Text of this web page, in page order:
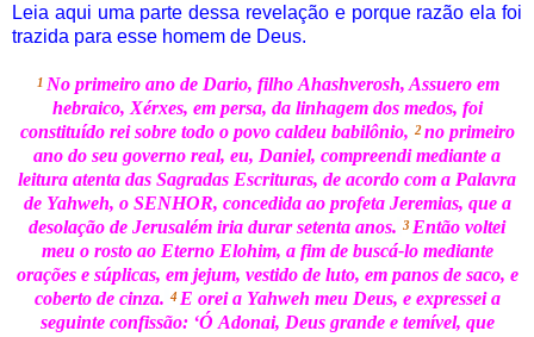
Leia aqui uma parte dessa revelação e porque razão ela foi
trazida para esse homem de Deus.
1 No primeiro ano de Dario, filho Ahashverosh, Assuero em
hebraico, Xérxes, em persa, da linhagem dos medos, foi
constituído rei sobre todo o povo caldeu babilônio, 2 no primeiro
ano do seu governo real, eu, Daniel, compreendi mediante a
leitura atenta das Sagradas Escrituras, de acordo com a Palavra
de Yahweh, o SENHOR, concedida ao profeta Jeremias, que a
desolação de Jerusalém iria durar setenta anos. 3 Então voltei
meu o rosto ao Eterno Elohim, a fim de buscá-lo mediante
orações e súplicas, em jejum, vestido de luto, em panos de saco, e
coberto de cinza. 4 E orei a Yahweh meu Deus, e expressei a
seguinte confissão: ‘Ó Adonai, Deus grande e temível, que